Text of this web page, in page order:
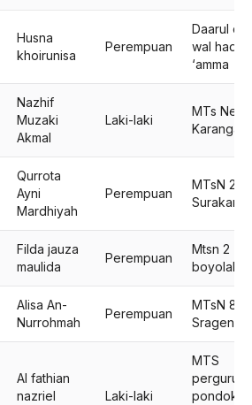
Husna
khoirunisa
Perempuan
Daarul
wal hadits
‘amma
Nazhif
Muzaki
Akmal
Laki-laki
MTs
Qurrota
Ayni
Mardhiyah
Perempuan
MTsN 2
Surakarta
Filda jauza
maulida
Perempuan
Mtsn 2
boyolali
Alisa An-
Nurrohmah
Perempuan
MTsN 8
Sragen
Al fathian
nazriel
Laki-laki
MTS
perguruan
pondok